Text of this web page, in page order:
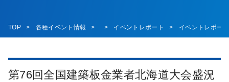
TOP 各種イベント情報 イベントレポート イベントレポート
第76回全国建築板金業者北海道大会盛況